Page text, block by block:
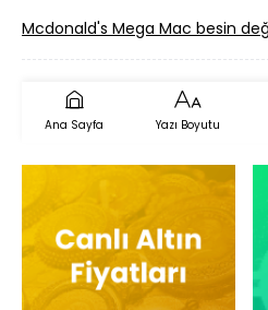
Mcdonald's Mega Mac besin
Ana Sayfa Yazı Boyutu